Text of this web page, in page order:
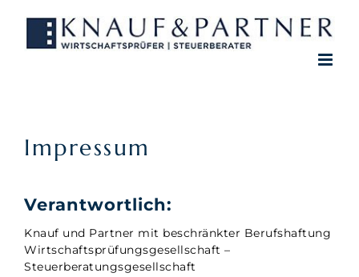
Inhalt
springen
Impressum
Verantwortlich:
Knauf und Partner mit beschränkter Berufshaftung
Wirtschaftsprüfungsgesellschaft –
Steuerberatungsgesellschaft